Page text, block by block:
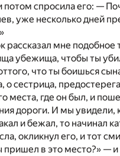
потом спросила его: —
уже несколько дней
рассказал мне подобное
убежища, чтобы ты
что ты боишься
о сестрица,
места, где он был, и
дороги. И мы увидели,
и бежал, то начинал
окликнул его, и тот
в это место?» — и